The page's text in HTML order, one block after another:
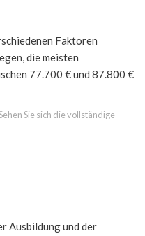
Faktoren
die meisten
77.700 € und 87.800 €
Sie sich die vollständige
Ausbildung und der